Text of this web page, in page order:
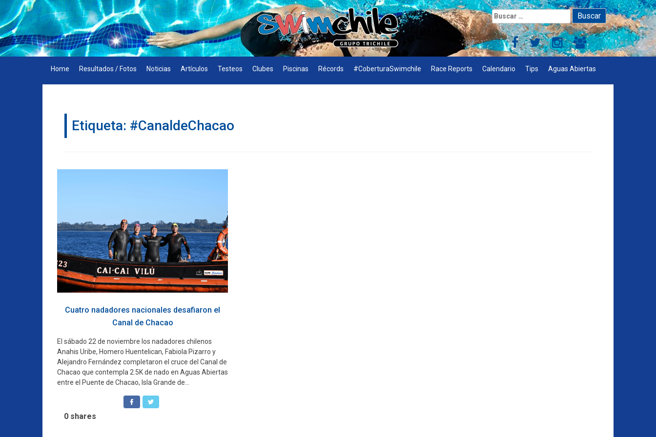
Skip
to
content
Buscar:
Home Resultados / Fotos Noticias Artículos Testeos Clubes Piscinas Récords #CoberturaSwimchile Race Reports Calendario Tips Aguas Abiertas
Etiqueta: #CanaldeChacao
Cuatro nadadores nacionales desafiaron el
Canal de Chacao
El sábado 22 de noviembre los nadadores chilenos
Anahis Uribe, Homero Huentelican, Fabiola Pizarro y
Alejandro Fernández completaron el cruce del Canal de
Chacao que contempla 2.5K de nado en Aguas Abiertas
entre el Puente de Chacao, Isla Grande de...
0 shares